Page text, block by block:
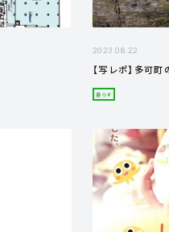
2023.08.22
【写レポ】多可
暮らす